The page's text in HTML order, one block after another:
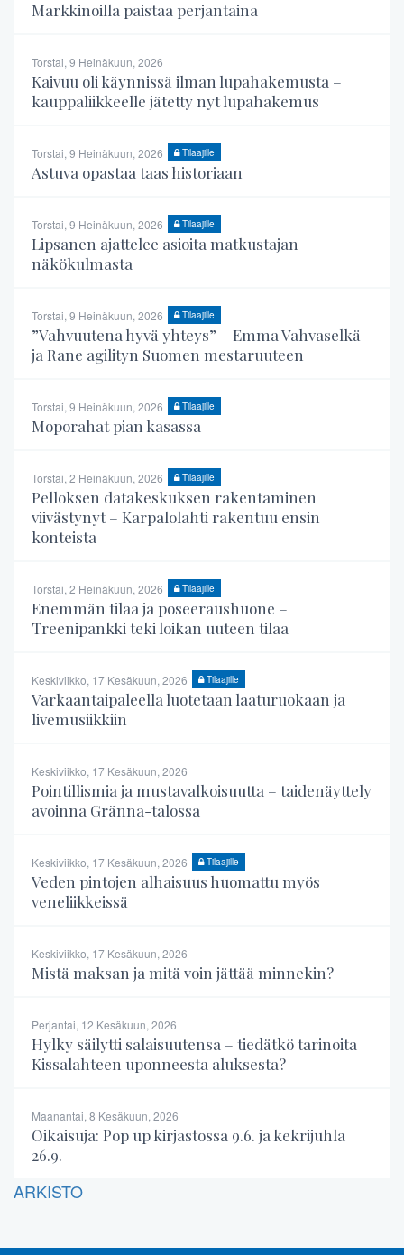
Markkinoilla paistaa perjantaina
Torstai, 9 Heinäkuun, 2026
Kaivuu oli käynnissä ilman lupahakemusta –
kauppaliikkeelle jätetty nyt lupahakemus
Torstai, 9 Heinäkuun, 2026 Tilaajille
Astuva opastaa taas historiaan
Torstai, 9 Heinäkuun, 2026 Tilaajille
Lipsanen ajattelee asioita matkustajan
näkökulmasta
Torstai, 9 Heinäkuun, 2026 Tilaajille
”Vahvuutena hyvä yhteys” – Emma Vahvaselkä
ja Rane agilityn Suomen mestaruuteen
Torstai, 9 Heinäkuun, 2026 Tilaajille
Moporahat pian kasassa
Torstai, 2 Heinäkuun, 2026 Tilaajille
Pelloksen datakeskuksen rakentaminen
viivästynyt – Karpalolahti rakentuu ensin
konteista
Torstai, 2 Heinäkuun, 2026 Tilaajille
Enemmän tilaa ja poseeraushuone –
Treenipankki teki loikan uuteen tilaa
Keskiviikko, 17 Kesäkuun, 2026 Tilaajille
Varkaantaipaleella luotetaan laaturuokaan ja
livemusiikkiin
Keskiviikko, 17 Kesäkuun, 2026
Pointillismia ja mustavalkoisuutta – taidenäyttely
avoinna Gränna-talossa
Keskiviikko, 17 Kesäkuun, 2026 Tilaajille
Veden pintojen alhaisuus huomattu myös
veneliikkeissä
Keskiviikko, 17 Kesäkuun, 2026
Mistä maksan ja mitä voin jättää minnekin?
Perjantai, 12 Kesäkuun, 2026
Hylky säilytti salaisuutensa – tiedätkö tarinoita
Kissalahteen uponneesta aluksesta?
Maanantai, 8 Kesäkuun, 2026
Oikaisuja: Pop up kirjastossa 9.6. ja kekrijuhla
26.9.
ARKISTO